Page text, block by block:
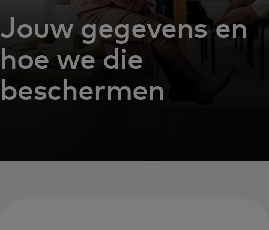
Jouw gegevens en
hoe we die
beschermen